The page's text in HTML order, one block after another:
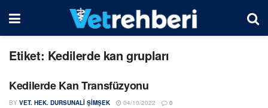
Etiket: Kedilerde kan grupları
Kedilerde Kan Transfüzyonu
BY VET. HEK. DURSUNALI ŞIMŞEK 04/10/2022 0